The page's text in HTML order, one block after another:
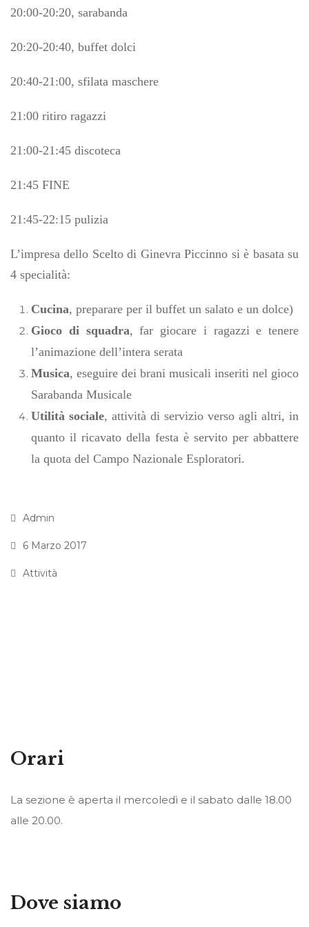
20:00-20:20, sarabanda
20:20-20:40, buffet dolci
20:40-21:00, sfilata maschere
21:00 ritiro ragazzi
21:00-21:45 discoteca
21:45 FINE
21:45-22:15 pulizia
L’impresa dello Scelto di Ginevra Piccinno si è basata su
4 specialità:
Cucina, preparare per il buffet un salato e un dolce)
Gioco di squadra,far giocare i ragazzi e tenere
l’animazione dell’intera serata
Musica, eseguire dei brani musicali inseriti nel gioco
Sarabanda Musicale
Utilità sociale, attività di servizio verso agli altri, in
quanto il ricavato della festa è servito per abbattere
la quota del Campo Nazionale Esploratori.
Admin
6 Marzo 2017
Attività
Orari
La sezione è aperta il mercoledì e il sabato dalle 18.00
alle 20.00.
Dove siamo